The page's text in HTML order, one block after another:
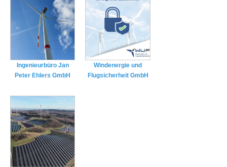
Ingenieurbüro Jan
Peter Ehlers GmbH
Windenergie und
Flugsicherheit GmbH